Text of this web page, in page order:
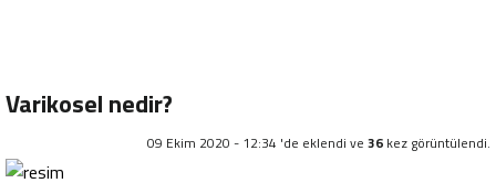
Varikosel nedir?
09 Ekim 2020 - 12:34 'de eklendi ve 36 kez görüntülendi.